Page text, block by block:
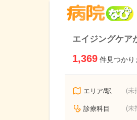
エイジングケア
1,369 件見つかり
エリア/駅 (未
診療科目 (未